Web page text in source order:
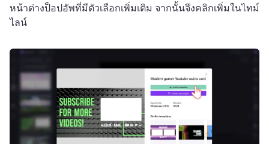
หน้าต่างป็อปอัพที่มีตัวเลือกเพิ่มเติม จากนั้นจึงคลิกเพิ่มในไทม์
ไลน์